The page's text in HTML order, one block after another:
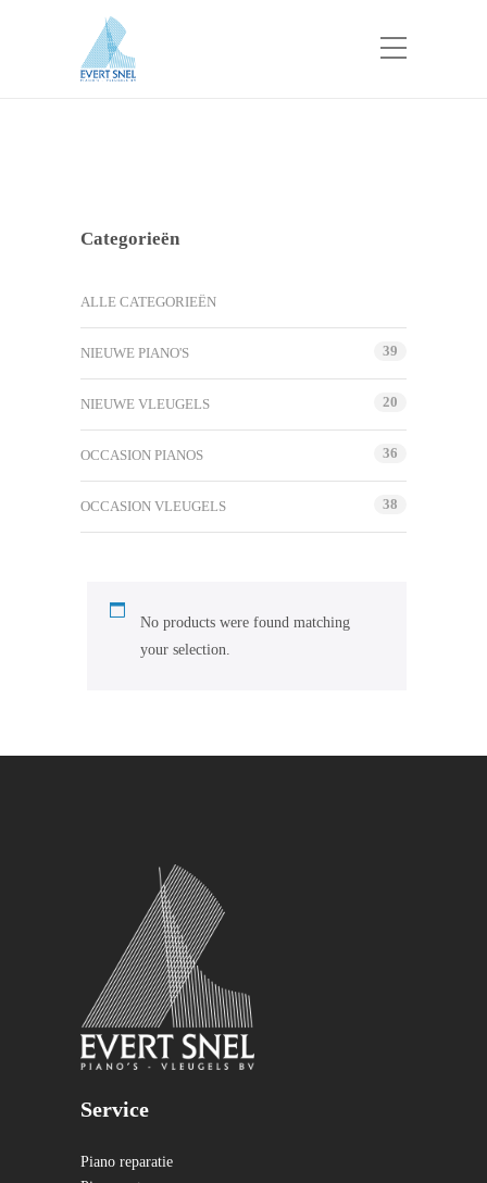
No products were found matching
your selection.
Categorieën
ALLE CATEGORIEËN
NIEUWE PIANO'S 39
NIEUWE VLEUGELS 20
OCCASION PIANOS 36
OCCASION VLEUGELS 38
Service
Piano reparatie